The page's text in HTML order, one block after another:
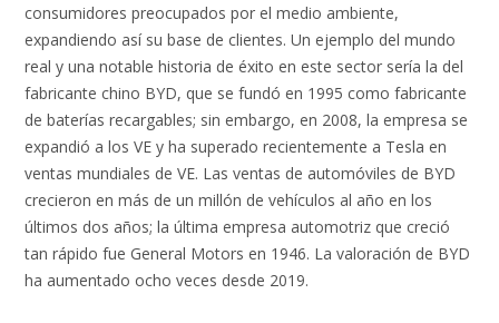
consumidores preocupados por el medio ambiente,
expandiendo así su base de clientes. Un ejemplo del mundo
real y una notable historia de éxito en este sector sería la del
fabricante chino BYD, que se fundó en 1995 como fabricante
de baterías recargables; sin embargo, en 2008, la empresa se
expandió a los VE y ha superado recientemente a Tesla en
ventas mundiales de VE. Las ventas de automóviles de BYD
crecieron en más de un millón de vehículos al año en los
últimos dos años; la última empresa automotriz que creció
tan rápido fue General Motors en 1946. La valoración de BYD
ha aumentado ocho veces desde 2019.